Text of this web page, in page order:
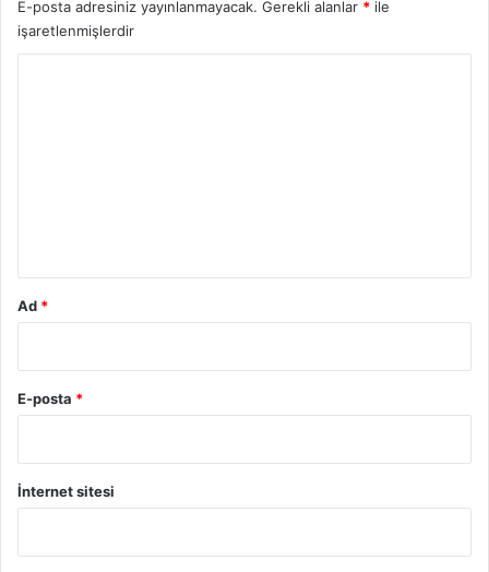
E-posta adresiniz yayınlanmayacak. Gerekli alanlar * ile
işaretlenmişlerdir
Ad *
E-posta *
İnternet sitesi